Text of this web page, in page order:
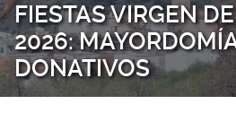
FIESTAS VIRGEN
2026:
DONATIVOS